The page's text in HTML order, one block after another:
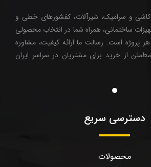
کاشی و سرامیک، شیرآلات، کفشورهای خطی و
ساختمانی، همراه شما در انتخاب محصولی
پروژه است. رسالت ما ارائه کیفیت، مشاوره
از خرید برای مشتریان در سراسر ایران
دسترسی سریع
محصولات